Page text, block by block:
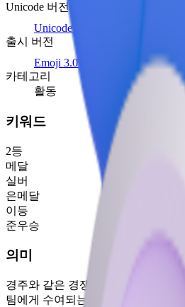
Unicode 버전
Unicode 9.0
출시 버전
Emoji 3.0(2016)
카테고리
활동
키워드
2등
메달
실버
은메달
이등
준우승
의미
경주와 같은 경쟁 스포츠 이벤트에
팀에게 수여되는 은메달.